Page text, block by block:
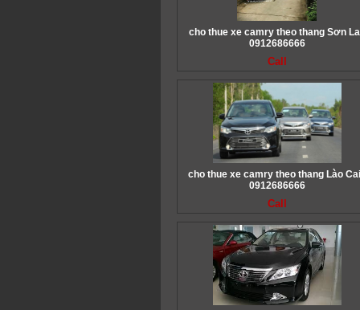
cho thue xe camry theo thang Sơn
0912686666
Call
cho thue xe camry theo thang Lào
0912686666
Call